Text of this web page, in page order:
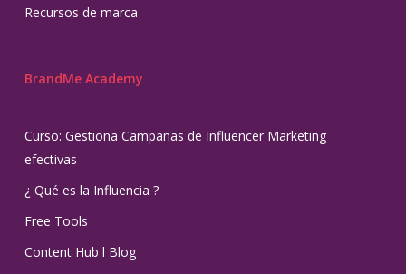
Recursos de marca
BrandMe Academy
Curso: Gestiona Campañas de Influencer Marketing
efectivas
¿ Qué es la Influencia ?
Free Tools
Content Hub l Blog